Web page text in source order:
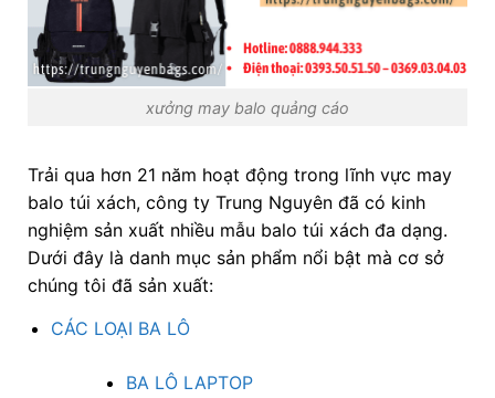
xưởng may balo quảng cáo
Trải qua hơn 21 năm hoạt động trong lĩnh vực may
balo túi xách, công ty Trung Nguyên đã có kinh
nghiệm sản xuất nhiều mẫu balo túi xách đa dạng.
Dưới đây là danh mục sản phẩm nổi bật mà cơ sở
chúng tôi đã sản xuất:
CÁC LOẠI BA LÔ
BA LÔ LAPTOP